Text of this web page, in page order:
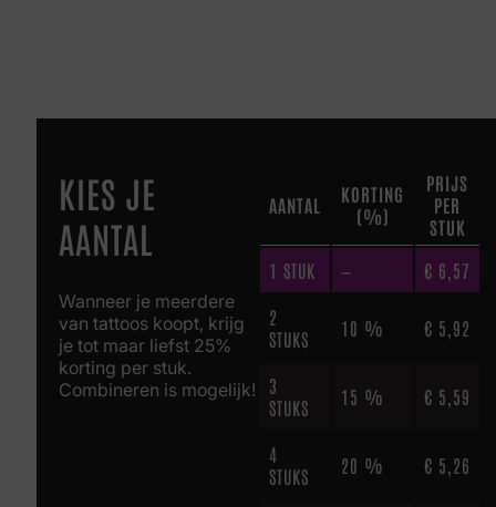
KIES JE
AANTAL
Wanneer je meerdere
van tattoos koopt, krijg
je tot maar liefst 25%
korting per stuk.
Combineren is mogelijk!
AANTAL
KORTING
(%)
PRIJS
PER
STUK
1 STUK — € 6,57
2
STUKS
10 % € 5,92
3
STUKS
15 % € 5,59
4
STUKS
20 % € 5,26